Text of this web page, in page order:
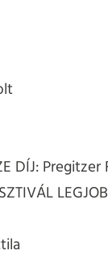
DÍJ: Pregitzer